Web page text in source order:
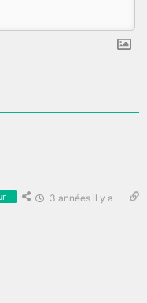
3 années il y a